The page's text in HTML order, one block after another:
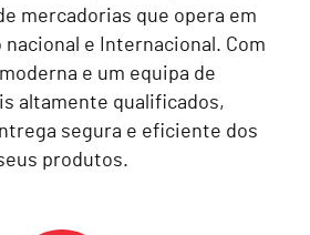
mercadorias que opera em
e Internacional. Com
e um equipa de
altamente qualificados,
segura e eficiente dos
produtos.